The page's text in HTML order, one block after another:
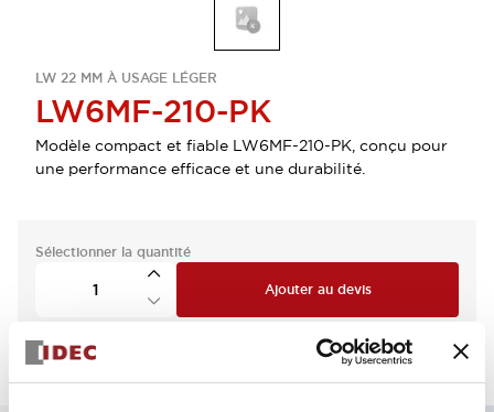
LW 22 MM À USAGE LÉGER
LW6MF-210-PK
Modèle compact et fiable LW6MF-210-PK, conçu pour
une performance efficace et une durabilité.
Sélectionner la quantité
Ajouter au devis